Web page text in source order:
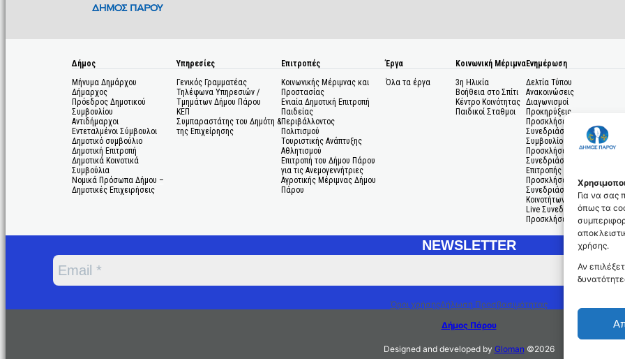
Για να σας
όπως τα
χρήσης.
Αν
Δήμος
Μήνυμα Δημάρχου
Δήμαρχος
Πρόεδρος Δημοτικού
Συμβουλίου
Αντιδήμαρχοι
Εντεταλμένοι Σύμβουλοι
Δημοτικό συμβούλιο
Δημοτική Επιτροπή
Δημοτικά Κοινοτικά
Συμβούλια
Νομικά Πρόσωπα Δήμου –
Δημοτικές Επιχειρήσεις
Υπηρεσίες
Γενικός Γραμματέας
Τηλέφωνα Υπηρεσιών /
Τμημάτων Δήμου Πάρου
ΚΕΠ
Συμπαραστάτης του Δημότη &
της Επιχείρησης
Επιτροπές
Κοινωνικής Μέριμνας και
Προστασίας
Ενιαία Δημοτική Επιτροπή
Παιδείας
Περιβάλλοντος
Πολιτισμού
Τουριστικής Ανάπτυξης
Αθλητισμού
Επιτροπή του Δήμου Πάρου
για τις Ανεμογεννήτριες
Αγροτικής Μέριμνας Δήμου
Πάρου
Έργα
Όλα τα έργα
Κοινωνική Μέριμνα
3η Ηλικία
Βοήθεια στο Σπίτι
Κέντρο Κοινότητας
Παιδικοί Σταθμοι
Ενημέρωση
Δελτία Τύπου
Ανακοινώσεις
Διαγωνισμοί
Προκηρύξεις
Προσκλήσεις σε
Συνεδριάσεις Δημοτικού
Συμβουλίου
Προσκλήσεις σε
Συνεδριάσεις Δημοτικής
Επιτροπής
Προσκλήσεις σε
Συνεδριάσεις Δημοτικών
Κοινοτήτων
Live Συνεδριάσεις
Προσκλήσεις
NEWSLETTER
Όροι χρήσηςΔήλωση Προσβασιμότητας
Δήμος Πάρου
Designed and developed by Gloman ©2026